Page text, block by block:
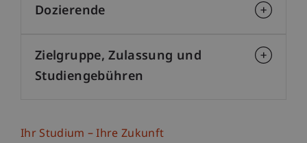
Dozierende
Zielgruppe, Zulassung und
Studiengebühren
Ihr Studium – Ihre Zukunft